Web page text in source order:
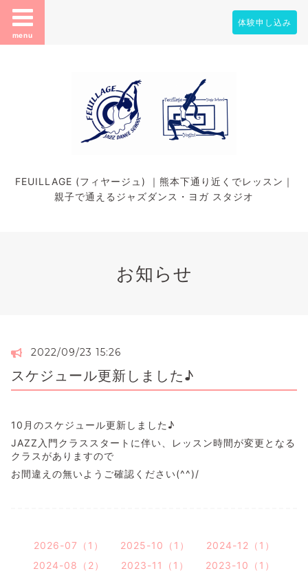
menu
体験申し込み
FEUILLAGE (フィヤージュ) ｜熊本下通り近くでレッスン｜
親子で通えるジャズダンス・ヨガ スタジオ
お知らせ
2022/09/23 15:26
スケジュール更新しました♪
10月のスケジュール更新しました♪
JAZZ入門クラススタートに伴い、レッスン時間が変更となる
クラスがありますので
お間違えの無いようご確認ください(^^)/
2026-07（1） 2025-10（1）
2024-12（1）
2024-08（2）
2023-11（1）
2023-10（1）